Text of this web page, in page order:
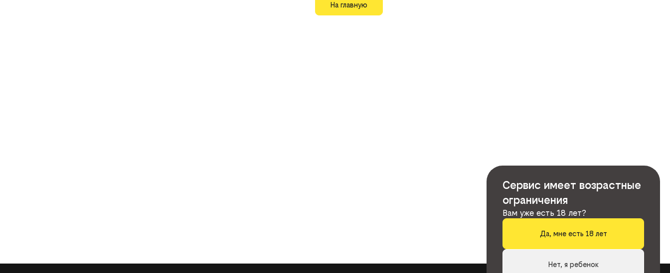
На главную
Сервис имеет возрастные
ограничения
Вам уже есть 18 лет?
Да, мне есть 18 лет
Нет, я ребенок